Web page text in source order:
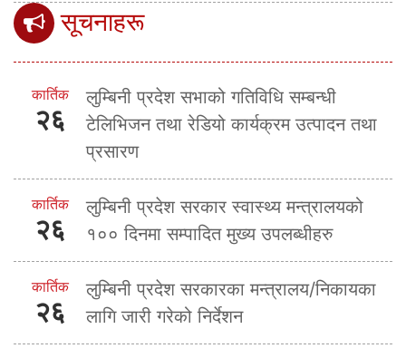
सूचनाहरू
कार्तिक
२६
लुम्बिनी प्रदेश सभाको गतिविधि सम्बन्धी
टेलिभिजन तथा रेडियो कार्यक्रम उत्पादन तथा
प्रसारण
कार्तिक
२६
लुम्बिनी प्रदेश सरकार स्वास्थ्य मन्त्रालयको
१०० दिनमा सम्पादित मुख्य उपलब्धीहरु
कार्तिक
२६
लुम्बिनी प्रदेश सरकारका मन्त्रालय/निकायका
लागि जारी गरेको निर्देशन